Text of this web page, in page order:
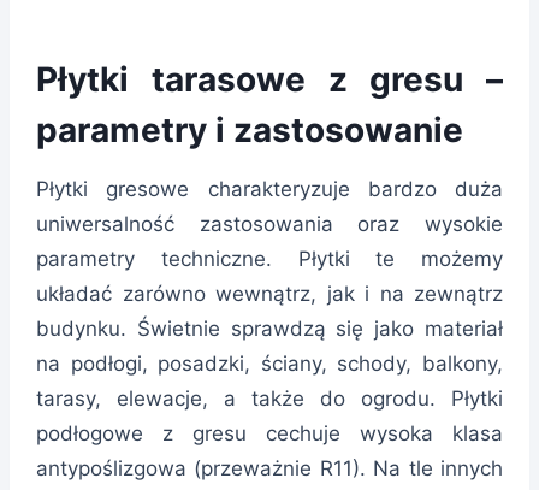
Płytki tarasowe z gresu –
parametry i zastosowanie
Płytki gresowe charakteryzuje bardzo duża
uniwersalność zastosowania oraz wysokie
parametry techniczne. Płytki te możemy
układać zarówno wewnątrz, jak i na zewnątrz
budynku. Świetnie sprawdzą się jako materiał
na podłogi, posadzki, ściany, schody, balkony,
tarasy, elewacje, a także do ogrodu. Płytki
podłogowe z gresu cechuje wysoka klasa
antypoślizgowa (przeważnie R11). Na tle innych